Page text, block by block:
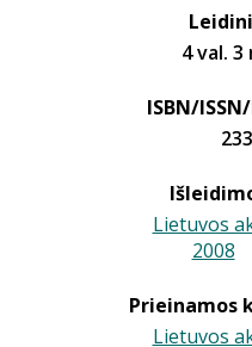
4 val. 3
ISBN/
Lietuvos
2008
Prieinamos
Lietuvos